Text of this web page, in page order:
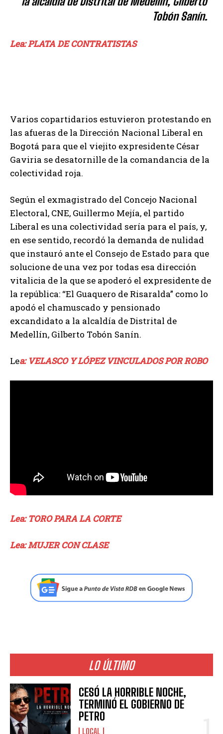
Tobón Sanín.
Lea: PLATA DE CONTRATISTAS
Varios copartidarios estuvieron protestando en
las afueras de la Dirección Nacional Liberal en
Bogotá para que el viejito expresidente César
Gaviria se desatornille de la comandancia de la
colectividad roja.
Según el exmagistrado del Concejo Nacional
Electoral, CNE, Guillermo Mejía, el partido
Liberal es una colectividad sería para el país, y,
en ese sentido, recordó la demanda de nulidad
que instauró ante el Consejo de Estado para que
solucione de una vez por todas esa dirección
vitalicia de la que se apoderó el expresidente de
la república: “El Guaquero de Risaralda” como lo
apodó el chamuscado y pensionado
excandidato a la alcaldía de Distrital de
Medellín, Gilberto Tobón Sanín.
Lea: VELASCO Y LÓPEZ VINCULADOS POR ROBO
Lea: TORO PARA LA CORTE
Lea: MUJER CON CLASE
LO ÚLTIMO
CESÓ LA HORRIBLE NOCHE,
TERMINÓ EL GOBIERNO DE
PETRO
LOCAL